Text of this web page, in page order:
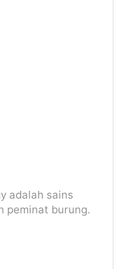
adalah sains
peminat burung.